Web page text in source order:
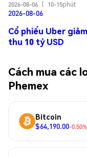
2026-08-06
10-15phút
2026-08-06
Cổ phiếu Uber
thu 10 tỷ USD
Cách mua các
Phemex
Bitcoin
$64,190.00-0.50%